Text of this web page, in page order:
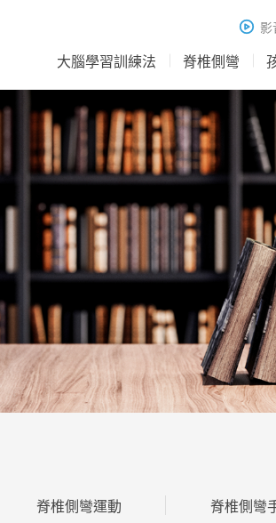
大腦學習訓練法 脊椎側彎
影
脊椎側彎運動 脊椎側彎